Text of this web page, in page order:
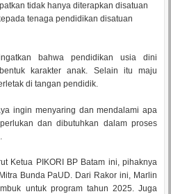
tidak hanya diterapkan disatuan
tenaga pendidikan disatuan
bahwa pendidikan usia dini
karakter anak. Selain itu maju
di tangan pendidik.
ingin menyaring dan mendalami apa
dan dibutuhkan dalam proses
Ketua PIKORI BP Batam ini, pihaknya
Bunda PaUD. Dari Rakor ini, Marlin
untuk program tahun 2025. Juga